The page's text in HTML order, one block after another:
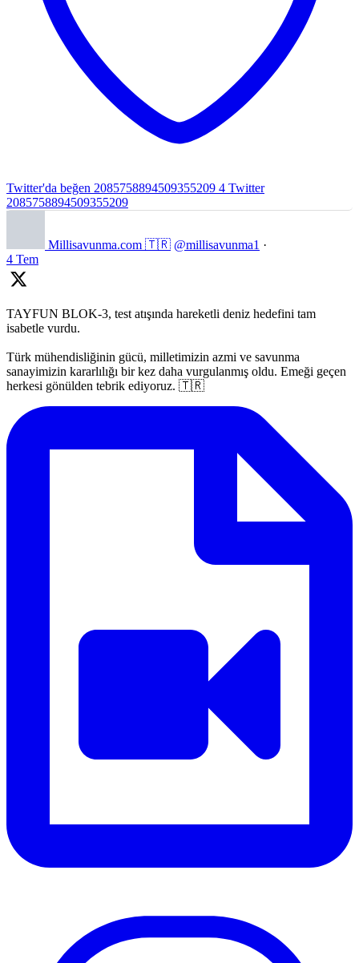
Twitter'da beğen 2085758894509355209 4 Twitter
2085758894509355209
Millisavunma.com 🇹🇷 @millisavunma1 ·
4 Tem
TAYFUN BLOK-3, test atışında hareketli deniz hedefini tam
isabetle vurdu.
Türk mühendisliğinin gücü, milletimizin azmi ve savunma
sanayimizin kararlılığı bir kez daha vurgulanmış oldu. Emeği geçen
herkesi gönülden tebrik ediyoruz. 🇹🇷